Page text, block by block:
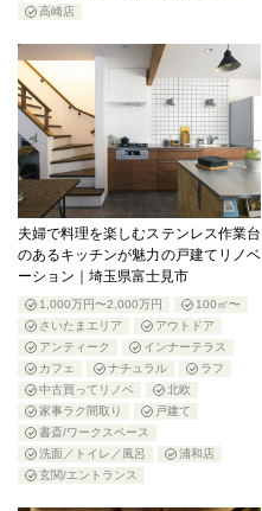
高崎店
夫婦で料理を楽しむステンレス作業台
のあるキッチンが魅力の戸建てリノベ
ーション｜埼玉県富士見市
1,000万円〜2,000万円
100㎡〜
さいたまエリア
アウトドア
アンティーク
インナーテラス
カフェ
ナチュラル
ラフ
中古買ってリノベ
北欧
家事ラク間取り
戸建て
書斎/ワークスペース
洗面／トイレ／風呂
浦和店
玄関/エントランス